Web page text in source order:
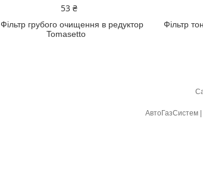
53 ₴
Фільтр грубого очищення в редуктор
Tomasetto
Фільтр